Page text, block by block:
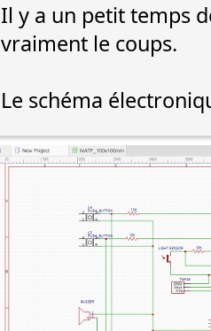
Il y a un petit temps
vraiment le coups.
Le schéma